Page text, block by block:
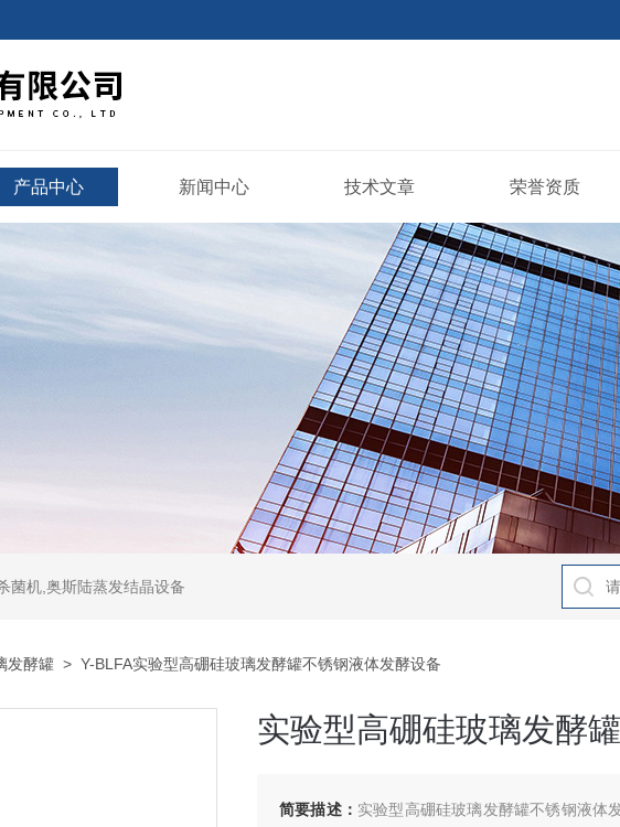
产品中心 新闻中心 技术文章 荣誉资质
菌机,奥斯陆蒸发结晶设备
发酵罐 > Y-BLFA实验型高硼硅玻璃发酵罐不锈钢液体发酵设备
实验型高硼硅玻璃发酵
简要描述： 实验型高硼硅玻璃发酵罐不锈钢液体